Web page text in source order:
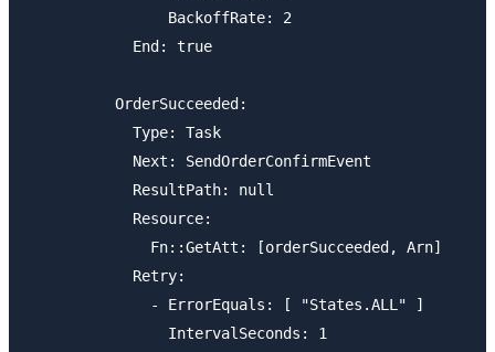
                BackoffRate: 2
            End: true
          OrderSucceeded:
            Type: Task
            Next: SendOrderConfirmEvent
            ResultPath: null
            Resource:
              Fn::GetAtt: [orderSucceeded, Arn]
            Retry:
              - ErrorEquals: [ "States.ALL" ]
                IntervalSeconds: 1